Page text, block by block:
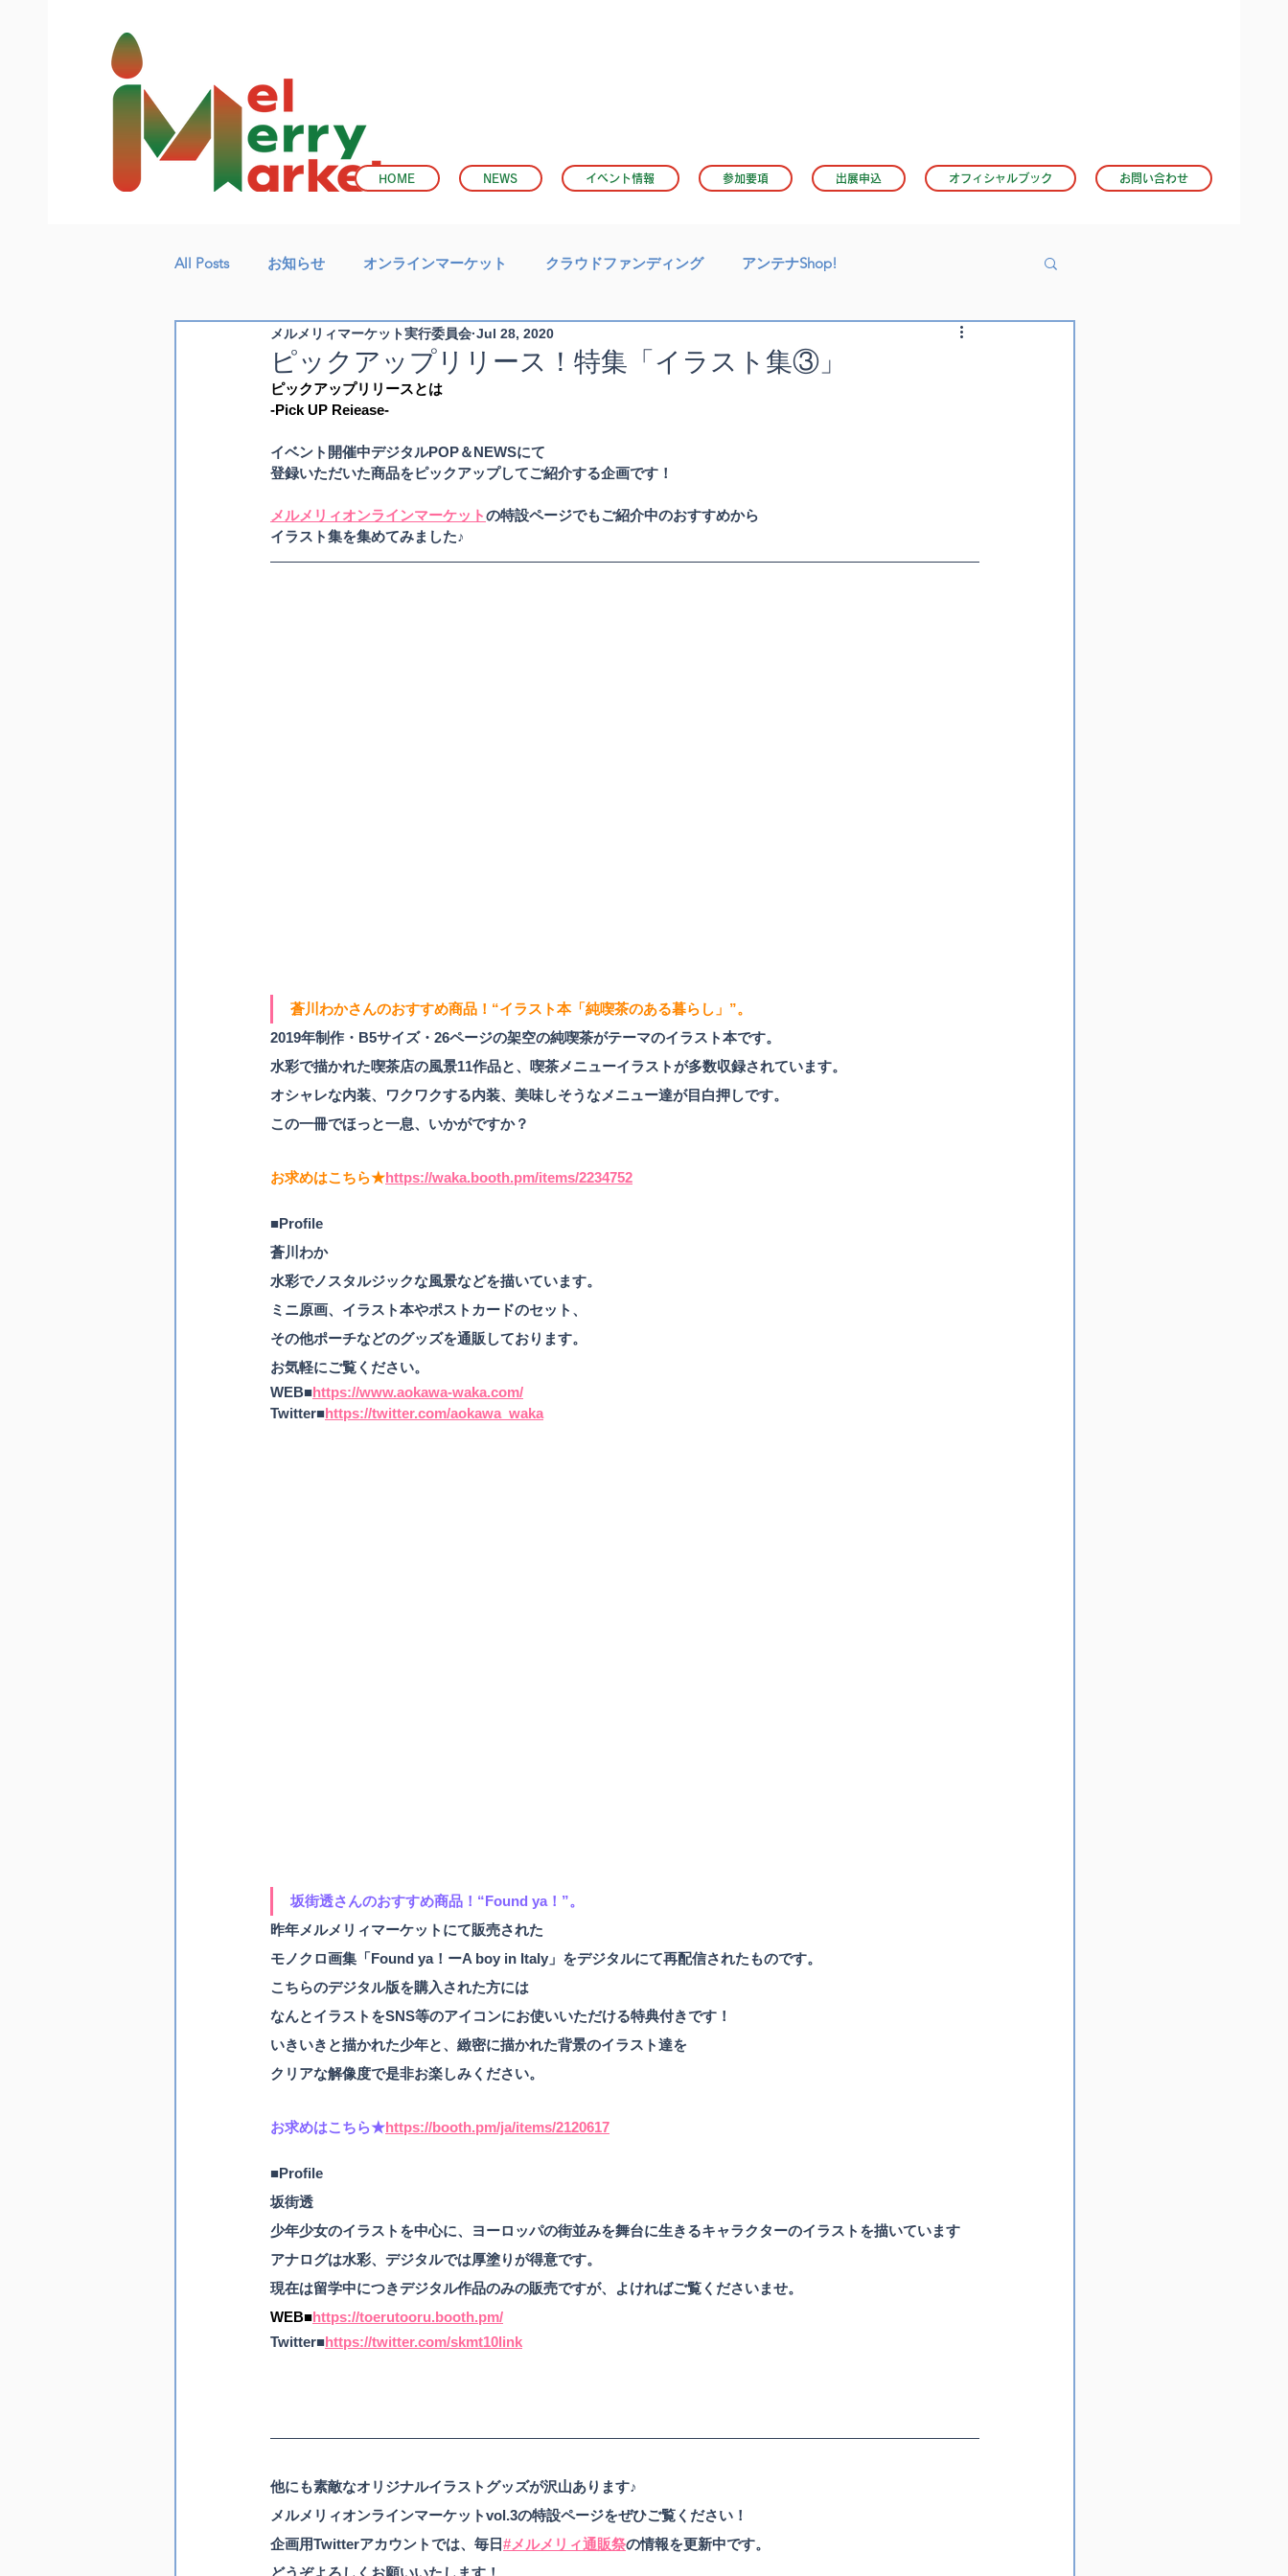
HOME NEWS イベント情報 参加要項 出展申込 オフィシャルブック お問い合わせ
All Posts お知らせ オンラインマーケット クラウドファンディング アンテナShop!
ピックアップリリース！特集「イラスト集③」
メルメリィマーケット実行委員会 Jul 28, 2020
ピックアップリリースとは
-Pick UP Reiease-
イベント開催中デジタルPOP＆NEWSにて
登録いただいた商品をピックアップしてご紹介する企画です！
メルメリィオンラインマーケットの特設ページでもご紹介中のおすすめから
イラスト集を集めてみました♪
蒼川わかさんのおすすめ商品！“イラスト本「純喫茶のある暮らし」 ”。
2019年制作・B5サイズ・26ページの架空の純喫茶がテーマのイラスト本です。
水彩で描かれた喫茶店の風景11作品と、喫茶メニューイラストが多数収録されています。
オシャレな内装、ワクワクする内装、美味しそうなメニュー達が目白押しです。
この一冊でほっと一息、いかがですか？
お求めはこちら★https://waka.booth.pm/items/2234752
■Profile
蒼川わか
水彩でノスタルジックな風景などを描いています。
ミニ原画、イラスト本やポストカードのセット、
その他ポーチなどのグッズを通販しております。
お気軽にご覧ください。
WEB■https://www.aokawa-waka.com/
Twitter■https://twitter.com/aokawa_waka
坂街透さんのおすすめ商品！“Found ya！”。
昨年メルメリィマーケットにて販売された
モノクロ画集「Found ya！ーA boy in Italy」をデジタルにて再配信されたものです。
こちらのデジタル版を購入された方には
なんとイラストをSNS等のアイコンにお使いいただける特典付きです！
いきいきと描かれた少年と、緻密に描かれた背景のイラスト達を
クリアな解像度で是非お楽しみください。
お求めはこちら★https://booth.pm/ja/items/2120617
■Profile
坂街透
少年少女のイラストを中心に、ヨーロッパの街並みを舞台に生きるキャラクターのイラストを描いています
アナログは水彩、デジタルでは厚塗りが得意です。
現在は留学中につきデジタル作品のみの販売ですが、よければご覧くださいませ。
WEB■https://toerutooru.booth.pm/
Twitter■https://twitter.com/skmt10link
他にも素敵なオリジナルイラストグッズが沢山あります♪
メルメリィオンラインマーケットvol.3の特設ページをぜひご覧ください！
企画用Twitterアカウントでは、毎日#メルメリィ通販祭の情報を更新中です。
どうぞよろしくお願いいたします！